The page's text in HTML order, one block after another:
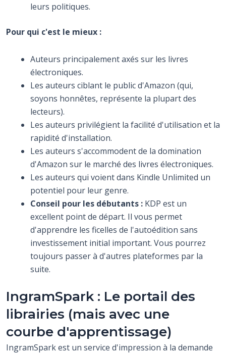
leurs politiques.
Pour qui c'est le mieux :
Auteurs principalement axés sur les livres
électroniques.
Les auteurs ciblant le public d'Amazon (qui,
soyons honnêtes, représente la plupart des
lecteurs).
Les auteurs privilégient la facilité d'utilisation et la
rapidité d'installation.
Les auteurs s'accommodent de la domination
d'Amazon sur le marché des livres électroniques.
Les auteurs qui voient dans Kindle Unlimited un
potentiel pour leur genre.
Conseil pour les débutants : KDP est un
excellent point de départ. Il vous permet
d'apprendre les ficelles de l'autoédition sans
investissement initial important. Vous pourrez
toujours passer à d'autres plateformes par la
suite.
IngramSpark : Le portail des
librairies (mais avec une
courbe d'apprentissage)
IngramSpark est un service d'impression à la demande